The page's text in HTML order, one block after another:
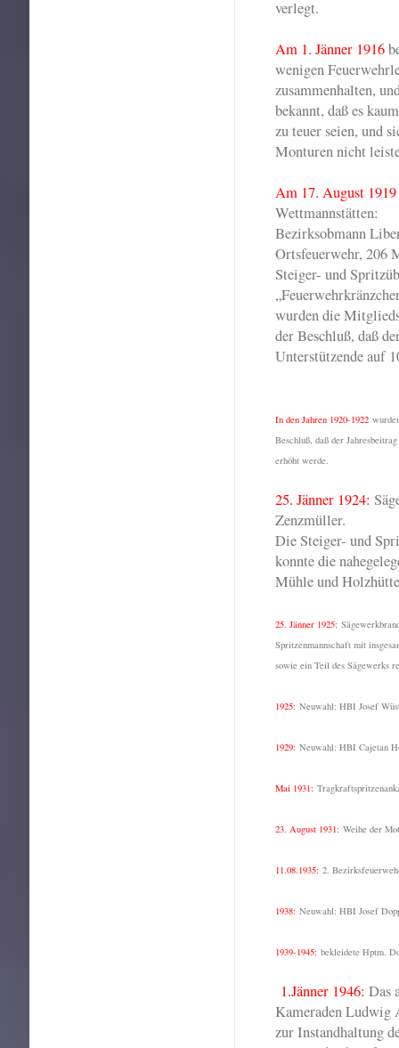
verlegt.
Am 1. Jänner 1916
wenigen
zusammenhalten,
bekannt, daß es
zu teuer seien, und
Monturen nicht
Am 17. August 1919
Wettmannstätten:
Bezirksobmann
Ortsfeuerwehr, 206
Steiger- und
wurden die
der Beschluß, daß
Unterstützende auf
In den Jahren 1920-1922
Beschluß, daß der
erhöht werde.
25. Jänner 1924:
Zenzmüller.
Die Steiger- und
konnte die
Mühle und
25. Jänner 1925:
Spritzenmannschaft mit
sowie ein Teil des Sägewerks
1925: Neuwahl: HBI Josef
1929: Neuwahl: HBI Cajetan
Mai 1931:
23. August 1931: Weihe der
11.08.1935: 2.
1938: Neuwahl: HBI Josef
1939-1945: bekleidete Hptm.
1.Jänner 1946: Das
Kameraden Ludwig
zur Instandhaltung